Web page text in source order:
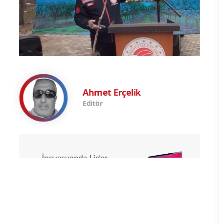
Ahmet Erçelik
Editör